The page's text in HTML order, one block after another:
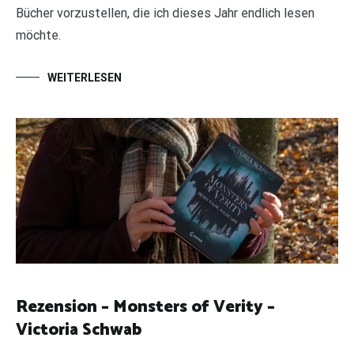
Bücher vorzustellen, die ich dieses Jahr endlich lesen
möchte.
WEITERLESEN
Rezension – Monsters of Verity –
Victoria Schwab